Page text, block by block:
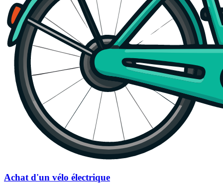
Achat d'un vélo électrique